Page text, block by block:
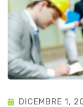
DICEMBRE 1,